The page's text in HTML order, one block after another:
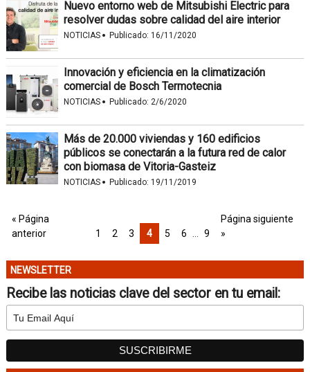
Nuevo entorno web de Mitsubishi Electric para
resolver dudas sobre calidad del aire interior
NOTICIAS · Publicado: 16/11/2020
Innovación y eficiencia en la climatización
comercial de Bosch Termotecnia
NOTICIAS · Publicado: 2/6/2020
Más de 20.000 viviendas y 160 edificios
públicos se conectarán a la futura red de calor
con biomasa de Vitoria-Gasteiz
NOTICIAS · Publicado: 19/11/2019
« Página
anterior
1 2 3 4 5 6 9
Página siguiente
»
NEWSLETTER
Recibe las noticias clave del sector en tu email: